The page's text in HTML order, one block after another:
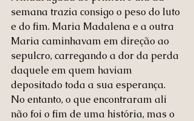
semana trazia consigo o peso do luto
e do fim. Maria Madalena e a outra
Maria caminhavam em direção ao
sepulcro, carregando a dor da perda
daquele em quem haviam
depositado toda a sua esperança.
No entanto, o que encontraram ali
não foi o fim de uma história, mas o